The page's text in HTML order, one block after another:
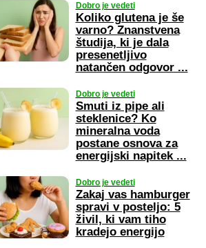
Dobro je vedeti
Koliko glutena je še
varno? Znanstvena
študija, ki je dala
presenetljivo
natančen odgovor ...
Dobro je vedeti
Smuti iz pipe ali
steklenice? Ko
mineralna voda
postane osnova za
energijski napitek ...
Dobro je vedeti
Zakaj vas hamburger
spravi v posteljo: 5
živil, ki vam tiho
kradejo energijo